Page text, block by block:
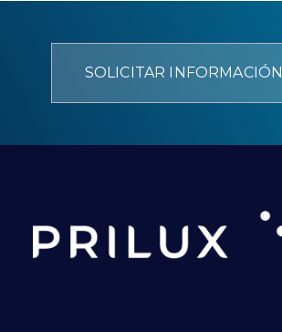
SOLICITAR INFORMACIÓN